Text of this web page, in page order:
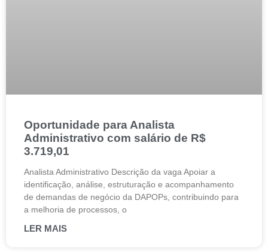
Oportunidade para Analista
Administrativo com salário de R$
3.719,01
Analista Administrativo Descrição da vaga Apoiar a
identificação, análise, estruturação e acompanhamento
de demandas de negócio da DAPOPs, contribuindo para
a melhoria de processos, o
LER MAIS